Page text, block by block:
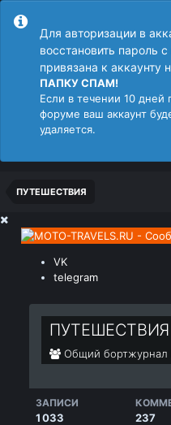
Для авторизации в
восстановить пароль
привязана к аккаунту
ПАПКУ СПАМ!
Если в течении 10 дней
форуме ваш аккаунт
удаляется.
ПУТЕШЕСТВИЯ
VK
telegram
ПУТЕШЕСТВИЯ
Общий
ЗАПИСИ
1 033 237